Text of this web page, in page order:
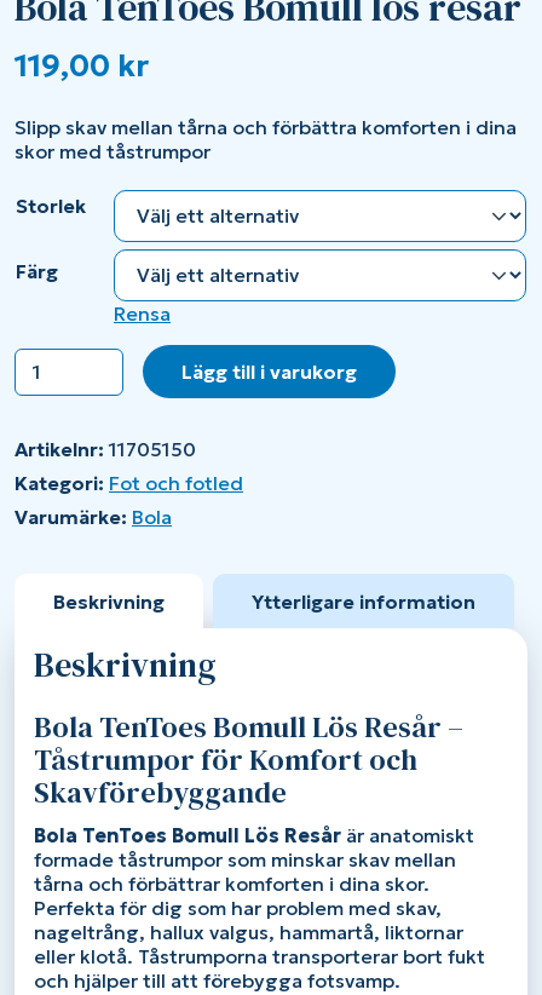
119,00 kr
Slipp skav mellan tårna och förbättra komforten i dina
skor med tåstrumpor
Storlek
Färg
Rensa
Bola
TenToes
resår
mängd
Lägg till i varukorg
Artikelnr:11705150
Kategori: Fot och fotled
Varumärke: Bola
Beskrivning Ytterligare information
Beskrivning
Bola TenToes Bomull Lös Resår –
Tåstrumpor för Komfort och
Skavförebyggande
Bola TenToes Bomull Lös Resår är anatomiskt
formade tåstrumpor som minskar skav mellan
tårna och förbättrar komforten i dina skor.
Perfekta för dig som har problem med skav,
nageltrång, hallux valgus, hammartå, liktornar
eller klotå. Tåstrumporna transporterar bort fukt
och hjälper till att förebygga fotsvamp.